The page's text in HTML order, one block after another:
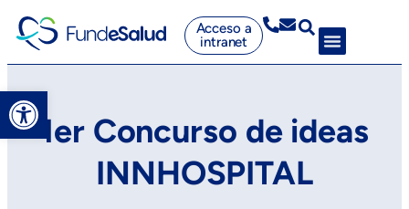
Abrir barra de herramientas
Acceso a
intranet
1er Concurso de ideas
INNHOSPITAL